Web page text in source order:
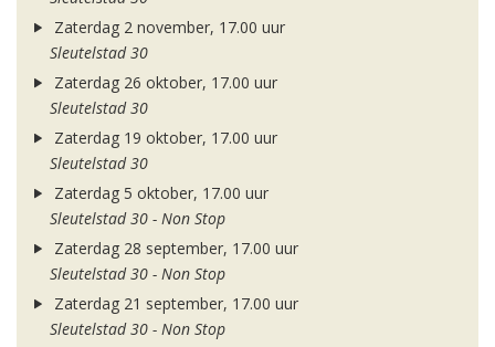
Zaterdag 2 november, 17.00 uur
Sleutelstad 30
Zaterdag 26 oktober, 17.00 uur
Sleutelstad 30
Zaterdag 19 oktober, 17.00 uur
Sleutelstad 30
Zaterdag 5 oktober, 17.00 uur
Sleutelstad 30 - Non Stop
Zaterdag 28 september, 17.00 uur
Sleutelstad 30 - Non Stop
Zaterdag 21 september, 17.00 uur
Sleutelstad 30 - Non Stop